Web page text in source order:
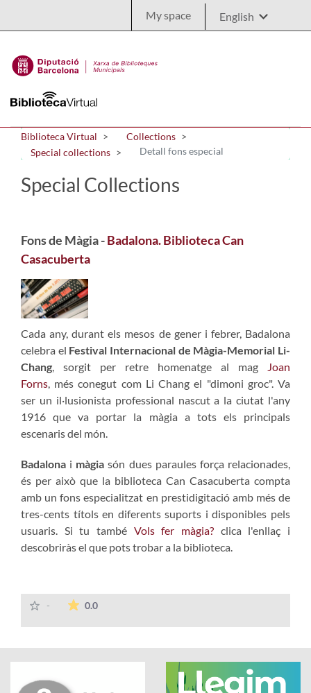
My space
Biblioteca Virtual
Collections
Special collections
Detall fons especial
Special Collections
Fons de Màgia -Badalona. Biblioteca Can
Casacuberta
Cada any, durant els mesos de gener i febrer, Badalona
celebra el Festival Internacional de Màgia-Memorial Li-
Chang, sorgit per retre homenatge al mag
Joan
Forns, més conegut com Li Chang el "dimoni groc". Va
ser un il·lusionista professional nascut a la ciutat l'any
1916 que va portar la màgia a tots els principals
escenaris del món.
Badalona i màgia són dues paraules força relacionades,
és per això que la biblioteca Can Casacuberta compta
amb un fons especialitzat en prestidigitació amb més de
tres-cents títols en diferents suports i disponibles pels
usuaris. Si tu també Vols fer màgia? clica l'enllaç i
descobriràs el que pots trobar a la biblioteca.
- 0.0The average rating is 0 stars out of 5.